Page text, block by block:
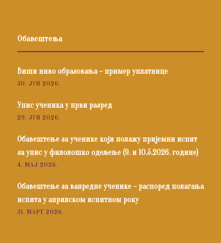
Обавештења
Виши ниво образовања – пример уплатнице
30. ЈУН 2026.
Упис ученика у први разред
29. ЈУН 2026.
Обавештење за ученике који полажу пријемни испит
за упис у филолошко одељење (9. и 10.5.2026. године)
4. МАЈ 2026.
Обавештење за ванредне ученике – распоред полагања
испита у априлском испитном року
31. МАРТ 2026.